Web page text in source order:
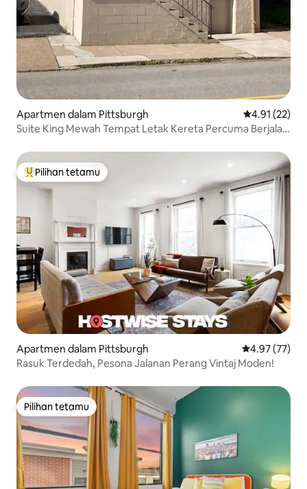
Apartmen dalam Pittsburgh Penarafan
4.91 (22)
Suite King Mewah Tempat Letak Kereta Percuma Berjalan
Pilihan utama tetamu
Pilihan tetamu
Apartmen dalam Pittsburgh Penarafan
4.97 (77)
Rasuk Terdedah, Pesona Jalanan Perang Vintaj Moden!
Pilihan tetamu
Pilihan tetamu